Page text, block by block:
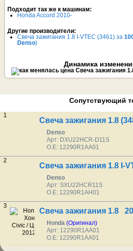
Подходит так же к машинам:
Honda Accord 2010-
Другие производители:
Свеча зажигания 1.8 I-VTEC (3461) за
Denso)
Динамика
Сопутствующий
1
Свеча зажигания 1.8
Denso
Арт: DXU22HCR-D11S
O.E: 12290R1AA01
2
Свеча зажигания 1.8 I-
Denso
Арт: SXU22HCR11S
O.E: 12290R1AH01
3
Свеча зажигания 1.8
Honda (Оригинал)
Арт: 12290R1AA01
O.E: 12290R1AA01